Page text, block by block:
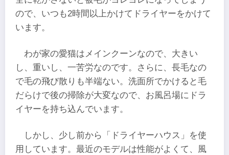
ので、いつも2時間以上かけてドライヤーをかけて
います。
わが家の愛猫はメインクーンなので、大きい
し、重いし、一苦労なのです。さらに、長毛なの
で毛の飛び散りも半端ない。洗面所でかけると毛
だらけで後の掃除が大変なので、お風呂場にドラ
イヤーを持ち込んでいます。
しかし、少し前から「ドライヤーハウス」を使
用しています。最近のモデルは性能がよくて、風